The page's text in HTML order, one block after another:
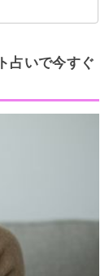
占いで今すぐ